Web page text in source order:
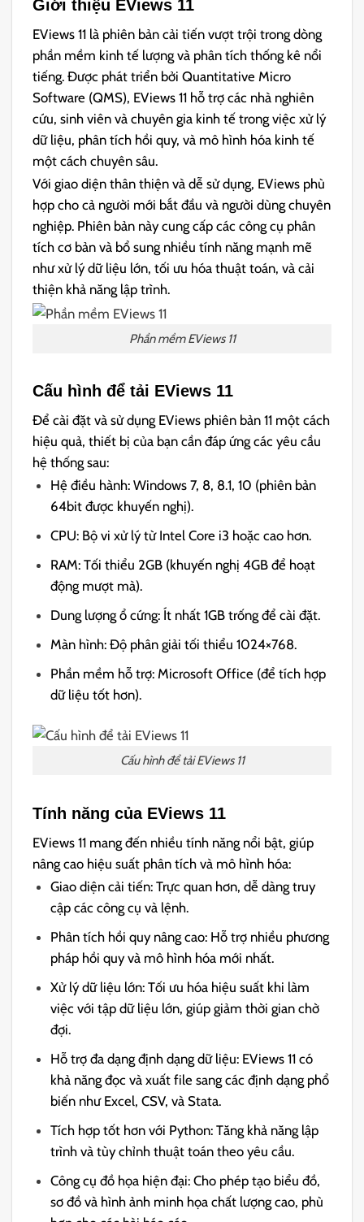
Giới thiệu EViews 11
EViews 11 là phiên bản cải tiến vượt trội trong dòng
phần mềm kinh tế lượng và phân tích thống kê nổi
tiếng. Được phát triển bởi Quantitative Micro
Software (QMS), EViews 11 hỗ trợ các nhà nghiên
cứu, sinh viên và chuyên gia kinh tế trong việc xử lý
dữ liệu, phân tích hồi quy, và mô hình hóa kinh tế
một cách chuyên sâu.
Với giao diện thân thiện và dễ sử dụng, EViews phù
hợp cho cả người mới bắt đầu và người dùng chuyên
nghiệp. Phiên bản này cung cấp các công cụ phân
tích cơ bản và bổ sung nhiều tính năng mạnh mẽ
như xử lý dữ liệu lớn, tối ưu hóa thuật toán, và cải
thiện khả năng lập trình.
Phần mềm EViews 11
Cấu hình để tải EViews 11
Để cài đặt và sử dụng EViews phiên bản 11 một cách
hiệu quả, thiết bị của bạn cần đáp ứng các yêu cầu
hệ thống sau:
Hệ điều hành: Windows 7, 8, 8.1, 10 (phiên bản
64bit được khuyến nghị).
CPU: Bộ vi xử lý từ Intel Core i3 hoặc cao hơn.
RAM: Tối thiểu 2GB (khuyến nghị 4GB để hoạt
động mượt mà).
Dung lượng ổ cứng: Ít nhất 1GB trống để cài đặt.
Màn hình: Độ phân giải tối thiểu 1024×768.
Phần mềm hỗ trợ: Microsoft Office (để tích hợp
dữ liệu tốt hơn).
Cấu hình để tải EViews 11
Tính năng của EViews 11
EViews 11 mang đến nhiều tính năng nổi bật, giúp
nâng cao hiệu suất phân tích và mô hình hóa:
Giao diện cải tiến: Trực quan hơn, dễ dàng truy
cập các công cụ và lệnh.
Phân tích hồi quy nâng cao: Hỗ trợ nhiều phương
pháp hồi quy và mô hình hóa mới nhất.
Xử lý dữ liệu lớn: Tối ưu hóa hiệu suất khi làm
việc với tập dữ liệu lớn, giúp giảm thời gian chờ
đợi.
Hỗ trợ đa dạng định dạng dữ liệu: EViews 11 có
khả năng đọc và xuất file sang các định dạng phổ
biến như Excel, CSV, và Stata.
Tích hợp tốt hơn với Python: Tăng khả năng lập
trình và tùy chỉnh thuật toán theo yêu cầu.
Công cụ đồ họa hiện đại: Cho phép tạo biểu đồ,
sơ đồ và hình ảnh minh họa chất lượng cao, phù